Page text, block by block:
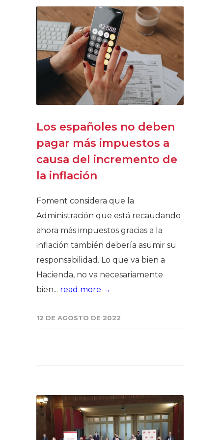
Los españoles no deben
pagar más impuestos a
causa del incremento de
la inflación
Foment considera que la
Administración que está recaudando
ahora más impuestos gracias a la
inflación también debería asumir su
responsabilidad. Lo que va bien a
Hacienda, no va necesariamente
bien... read more →
12 DE AGOSTO DE 2022